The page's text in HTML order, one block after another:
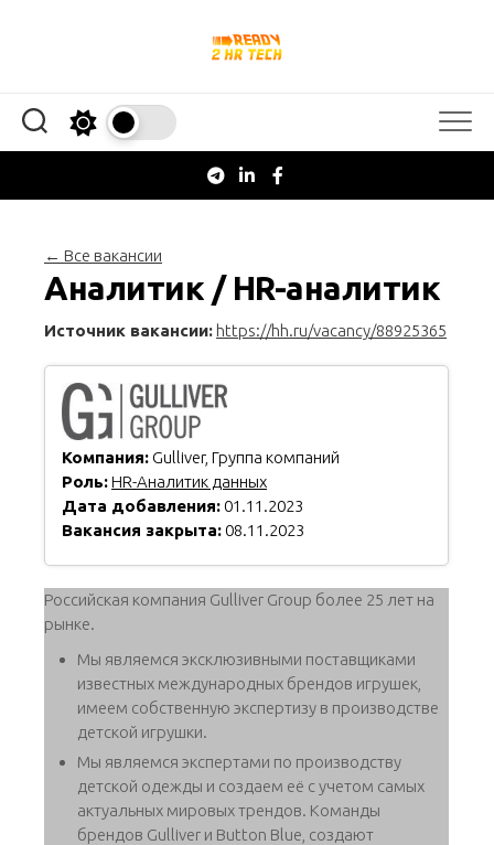
← Все вакансии
Аналитик / HR-аналитик
Источник вакансии: https://hh.ru/vacancy/88925365
Компания: Gulliver, Группа компаний
Роль:HR-Аналитик данных
Дата добавления: 01.11.2023
Вакансия закрыта: 08.11.2023
Российская компания Gulliver Group более 25 лет на
рынке.
Мы являемся эксклюзивными поставщиками
известных международных брендов игрушек,
имеем собственную экспертизу в производстве
детской игрушки.
Мы являемся экспертами по производству
детской одежды и создаем её с учетом самых
актуальных мировых трендов. Команды
брендов Gulliver и Button Blue, создают